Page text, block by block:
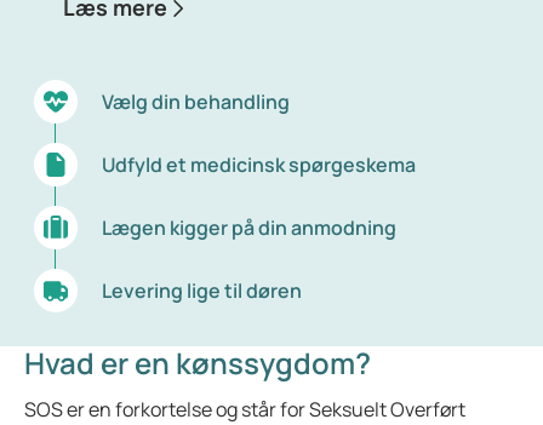
Læs mere
Vælg din behandling
Udfyld et medicinsk spørgeskema
Lægen kigger på din anmodning
Levering lige til døren
Hvad er en kønssygdom?
SOS er en forkortelse og står for Seksuelt Overført